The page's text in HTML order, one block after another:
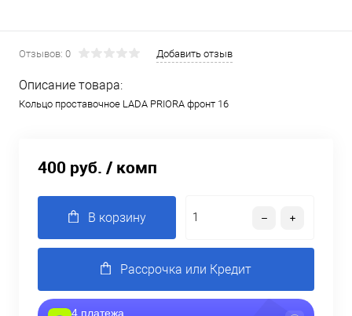
Отзывов: 0 Добавить отзыв
Описание товара:
Кольцо проставочное LADA PRIORA фронт 16
400 руб. / комп
В корзину
Рассрочка или Кредит
4 платежа